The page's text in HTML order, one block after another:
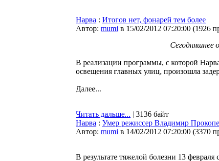
Нарва : Итогов нет, фонарей тем более
Автор: mumi в 15/02/2012 07:20:00 (1926
Сегодняшнее
В реализации программы, с которой
освещения главных улиц, произошла
Далее...
Читать дальше... | 3136 байт
Нарва : Умер режиссер Владимир
Автор: mumi в 14/02/2012 07:20:00 (3370
В результате тяжелой болезни 13